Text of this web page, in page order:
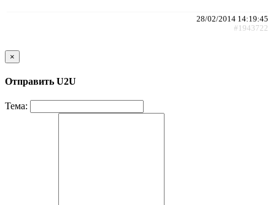
28/02/2014 14:19:45
#1943722
×
Отправить U2U
Тема: